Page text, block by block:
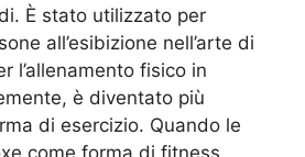
È stato utilizzato per
all’esibizione nell’arte di
l’allenamento fisico in
è diventato più
di esercizio. Quando le
come forma di fitness,